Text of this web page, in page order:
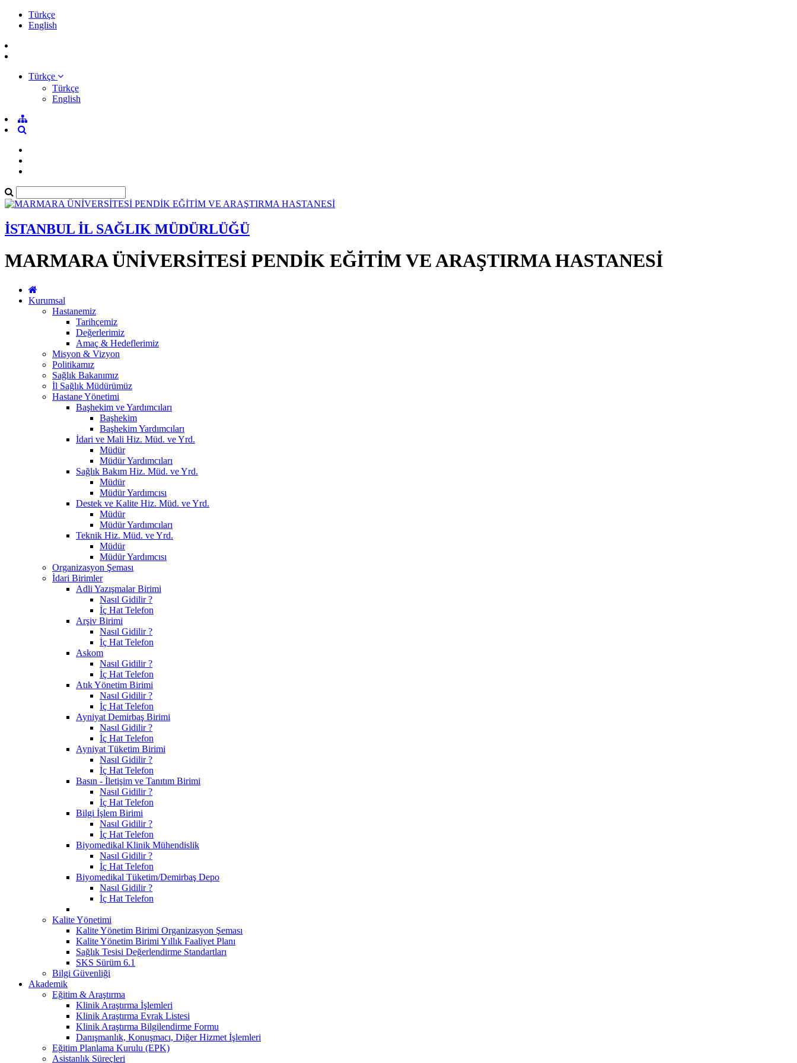
Türkçe
English
Türkçe
Türkçe
English
İSTANBUL İL SAĞLIK MÜDÜRLÜĞÜ
MARMARA ÜNİVERSİTESİ PENDİK EĞİTİM VE ARAŞTIRMA HASTANESİ
Kurumsal
Hastanemiz
Tarihçemiz
Değerlerimiz
Amaç & Hedeflerimiz
Misyon & Vizyon
Politikamız
Sağlık Bakanımız
İl Sağlık Müdürümüz
Hastane Yönetimi
Başhekim ve Yardımcıları
Başhekim
Başhekim Yardımcıları
İdari ve Mali Hiz. Müd. ve Yrd.
Müdür
Müdür Yardımcıları
Sağlık Bakım Hiz. Müd. ve Yrd.
Müdür
Müdür Yardımcısı
Destek ve Kalite Hiz. Müd. ve Yrd.
Müdür
Müdür Yardımcıları
Teknik Hiz. Müd. ve Yrd.
Müdür
Müdür Yardımcısı
Organizasyon Şeması
İdari Birimler
Adli Yazışmalar Birimi
Nasıl Gidilir ?
İç Hat Telefon
Arşiv Birimi
Nasıl Gidilir ?
İç Hat Telefon
Askom
Nasıl Gidilir ?
İç Hat Telefon
Atık Yönetim Birimi
Nasıl Gidilir ?
İç Hat Telefon
Ayniyat Demirbaş Birimi
Nasıl Gidilir ?
İç Hat Telefon
Ayniyat Tüketim Birimi
Nasıl Gidilir ?
İç Hat Telefon
Basın - İletişim ve Tanıtım Birimi
Nasıl Gidilir ?
İç Hat Telefon
Bilgi İşlem Birimi
Nasıl Gidilir ?
İç Hat Telefon
Biyomedikal Klinik Mühendislik
Nasıl Gidilir ?
İç Hat Telefon
Biyomedikal Tüketim/Demirbaş Depo
Nasıl Gidilir ?
İç Hat Telefon
Kalite Yönetimi
Kalite Yönetim Birimi Organizasyon Şeması
Kalite Yönetim Birimi Yıllık Faaliyet Planı
Sağlık Tesisi Değerlendirme Standartları
SKS Sürüm 6.1
Bilgi Güvenliği
Akademik
Eğitim & Araştırma
Klinik Araştırma İşlemleri
Klinik Araştırma Evrak Listesi
Klinik Araştırma Bilgilendirme Formu
Danışmanlık, Konuşmacı, Diğer Hizmet İşlemleri
Eğitim Planlama Kurulu (EPK)
Asistanlık Süreçleri